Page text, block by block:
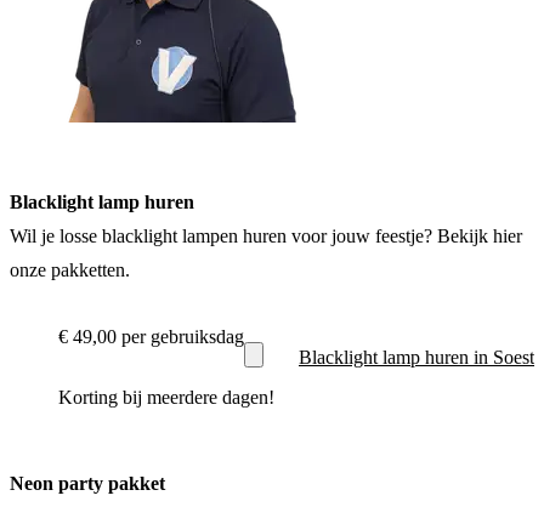
Blacklight lamp huren
Wil je losse blacklight lampen huren voor jouw feestje? Bekijk hier
onze pakketten.
€ 49,00 per gebruiksdag
Korting bij meerdere dagen!
Blacklight lamp huren in Soest
Neon party pakket